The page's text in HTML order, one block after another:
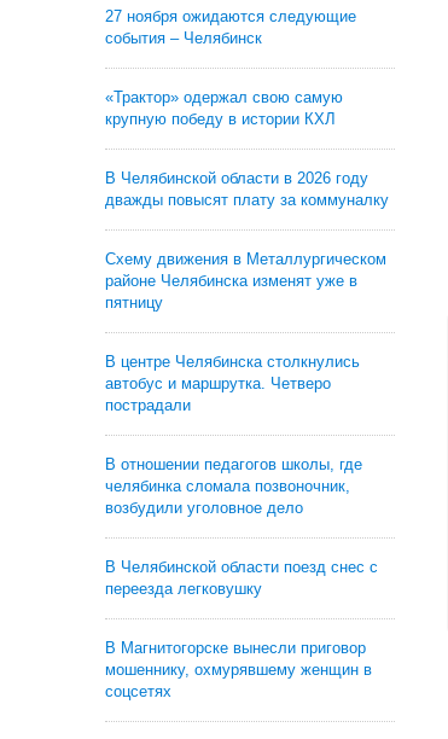
27 ноября ожидаются следующие
события – Челябинск
«Трактор» одержал свою самую
крупную победу в истории КХЛ
В Челябинской области в 2026 году
дважды повысят плату за коммуналку
Схему движения в Металлургическом
районе Челябинска изменят уже в
пятницу
В центре Челябинска столкнулись
автобус и маршрутка. Четверо
пострадали
В отношении педагогов школы, где
челябинка сломала позвоночник,
возбудили уголовное дело
В Челябинской области поезд снес с
переезда легковушку
В Магнитогорске вынесли приговор
мошеннику, охмурявшему женщин в
соцсетях